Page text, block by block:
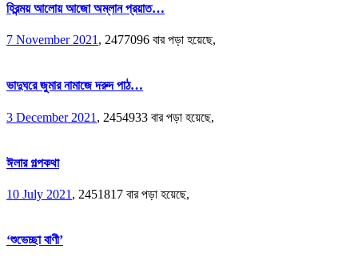
হিরন্ময় আলোয় আজো অম্লান প্রয়াত…
7 November 2021 , 2477096 বার পড়া হয়েছে,
ভাদুঘরে জুমার নামাজে দরুদ পাঠ…
3 December 2021 , 2454933 বার পড়া হয়েছে,
ঈলার গল্পকথা
10 July 2021 , 2451817 বার পড়া হয়েছে,
‘শুভেচ্ছা বাণী’